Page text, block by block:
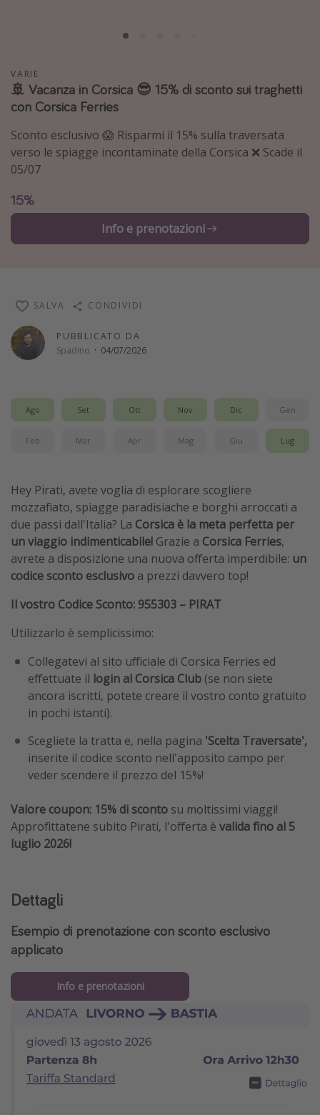
Tunisia
Malta
Canarie
Capo Verde
Tipo di vacanza
Vacanze last minute
Vacanze all inclusive
Last minute capodanno
Vacanze con bambini
Vacanze al mare
Altri argomenti
Festività del 2026
Città più visitate
VARIE
🚢 Vacanza in Corsica 😎 15% di sconto sui traghetti
con Corsica Ferries
Sconto esclusivo 😱 Risparmi il 15% sulla traversata
verso le spiagge incontaminate della Corsica ❌ Scade il
05/07
15%
Info e prenotazioni
PUBBLICATO DA
Spadino · 04/07/2026
SALVA CONDIVIDI
Ago Set Ott Nov Dic Gen
Feb Mar Apr Mag Giu Lug
Hey Pirati, avete voglia di esplorare scogliere
mozzafiato, spiagge paradisiache e borghi arroccati a
due passi dall'Italia? La Corsica è la meta perfetta per
un viaggio indimenticabile! Grazie a Corsica Ferries,
avrete a disposizione una nuova offerta imperdibile: un
codice sconto esclusivo a prezzi davvero top!
Il vostro Codice Sconto: 955303 – PIRAT
Utilizzarlo è semplicissimo:
Collegatevi al sito ufficiale di Corsica Ferries ed
effettuate il login al Corsica Club (se non siete
ancora iscritti, potete creare il vostro conto gratuito
in pochi istanti).
Scegliete la tratta e, nella pagina 'Scelta Traversate',
inserite il codice sconto nell'apposito campo per
veder scendere il prezzo del 15%!
Valore coupon: 15% di sconto su moltissimi viaggi!
Approfittatene subito Pirati, l'offerta è valida fino al 5
luglio 2026!
Dettagli
Esempio di prenotazione con sconto esclusivo
applicato
Info e prenotazioni